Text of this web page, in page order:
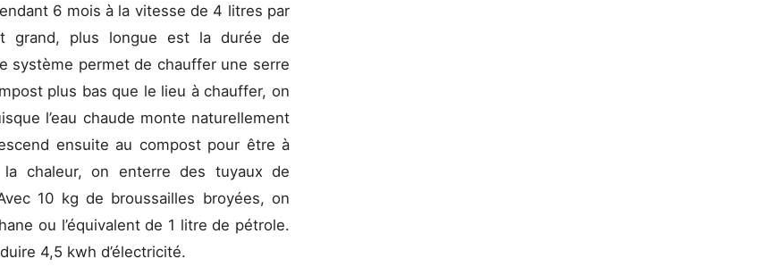
6 mois à la vitesse de 4 litres par
grand, plus longue est la durée de
système permet de chauffer une serre
plus bas que le lieu à chauffer, on
l’eau chaude monte naturellement
ensuite au compost pour être à
la chaleur, on enterre des tuyaux de
10 kg de broussailles broyées, on
ou l’équivalent de 1 litre de pétrole.
4,5 kwh d’électricité.